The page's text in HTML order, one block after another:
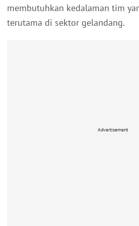
membutuhkan kedalaman tim
terutama di sektor gelandang.
Advertisement